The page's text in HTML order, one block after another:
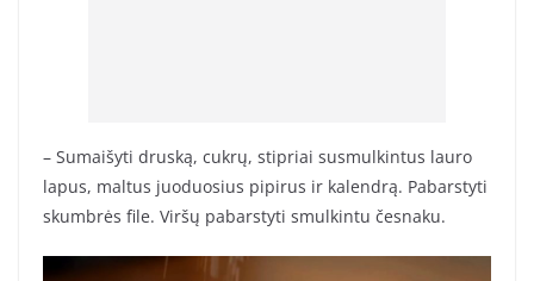
– Sumaišyti druską, cukrų, stipriai susmulkintus lauro
lapus, maltus juoduosius pipirus ir kalendrą. Pabarstyti
skumbrės file. Viršų pabarstyti smulkintu česnaku.